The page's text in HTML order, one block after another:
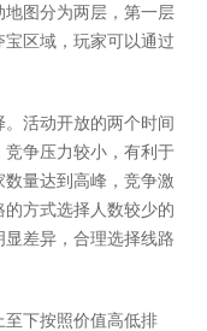
图分为两层，第一层
区域，玩家可以通过
活动开放的两个时间
争压力较小，有利于
量达到高峰，竞争激
方式选择人数较少的
差异，合理选择线路
下按照价值高低排